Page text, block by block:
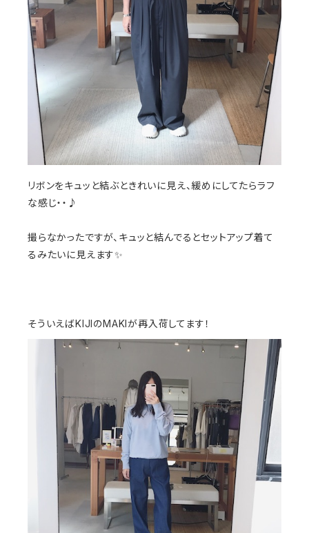
リボンをキュッと結ぶときれいに見え、緩めにしてたらラフ
な感じ・・♪
撮らなかったですが、キュッと結んでるとセットアップ着て
るみたいに見えます✨
そういえばKIJIのMAKIが再入荷してます！